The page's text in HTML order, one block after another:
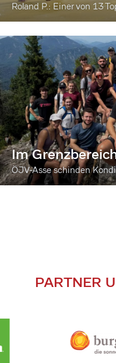
Roland P.: Einer von 13
Im
ÖJV-Asse schinden
PARTNER